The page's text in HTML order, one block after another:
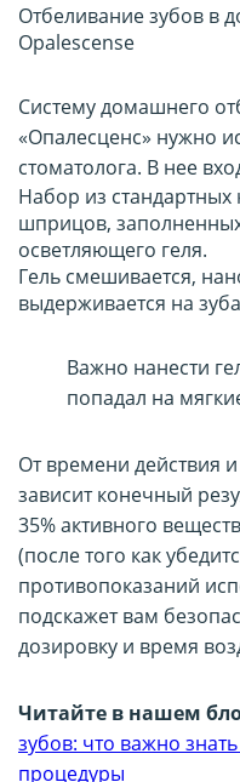
Отбеливание зубов в
Opalescense
Систему домашнего
«Опалесценс» нужно
стоматолога. В нее
Набор из
шприцов,
осветляющего геля.
Гель смешивается,
выдерживается на
Важно нанести
попадал на
От времени действия
зависит конечный
35% активного
(после того как
противопоказаний
подскажет вам
дозировку и время
Читайте в нашем
зубов: что важно
процедуры